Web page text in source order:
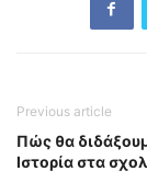
Previous article
Πώς θα
Ιστορία στα